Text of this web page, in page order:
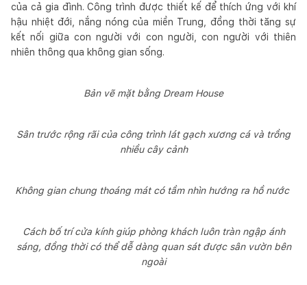
của cả gia đình. Công trình được thiết kế để thích ứng với khí
hậu nhiệt đới, nắng nóng của miền Trung, đồng thời tăng sự
kết nối giữa con người với con người, con người với thiên
nhiên thông qua không gian sống.
Bản vẽ mặt bằng Dream House
Sân trước rộng rãi của công trình lát gạch xương cá và trồng
nhiều cây cảnh
Không gian chung thoáng mát có tầm nhìn hướng ra hồ nước
Cách bố trí cửa kính giúp phòng khách luôn tràn ngập ánh
sáng, đồng thời có thể dễ dàng quan sát được sân vườn bên
ngoài